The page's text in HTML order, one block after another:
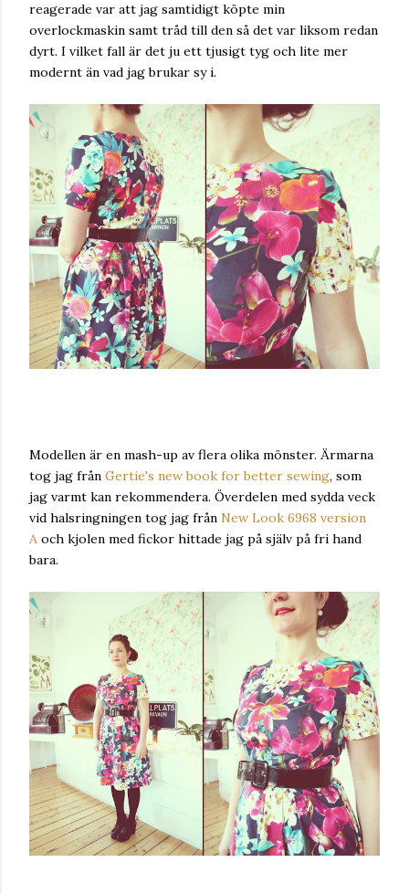
reagerade var att jag samtidigt köpte min
overlockmaskin samt tråd till den så det var liksom redan
dyrt. I vilket fall är det ju ett tjusigt tyg och lite mer
modernt än vad jag brukar sy i.
Modellen är en mash-up av flera olika mönster. Ärmarna
tog jag från Gertie's new book for better sewing, som
jag varmt kan rekommendera. Överdelen med sydda veck
vid halsringningen tog jag från New Look 6968 version
A och kjolen med fickor hittade jag på själv på fri hand
bara.